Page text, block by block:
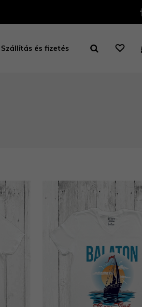
Szállítás és fizetés